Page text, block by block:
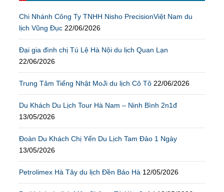
Chi Nhánh Công Ty TNHH Nisho PrecisionViệt Nam du
lịch Vũng Đục 22/06/2026
Đại gia đình chị Tú Lệ Hà Nội du lịch Quan Lạn
22/06/2026
Trung Tâm Tiếng Nhật MoJi du lịch Cô Tô 22/06/2026
Du Khách Du Lịch Tour Hà Nam – Ninh Bình 2n1đ
13/05/2026
Đoàn Du Khách Chị Yến Du Lịch Tam Đảo 1 Ngày
13/05/2026
Petrolimex Hà Tây du lịch Đền Bảo Hà 12/05/2026